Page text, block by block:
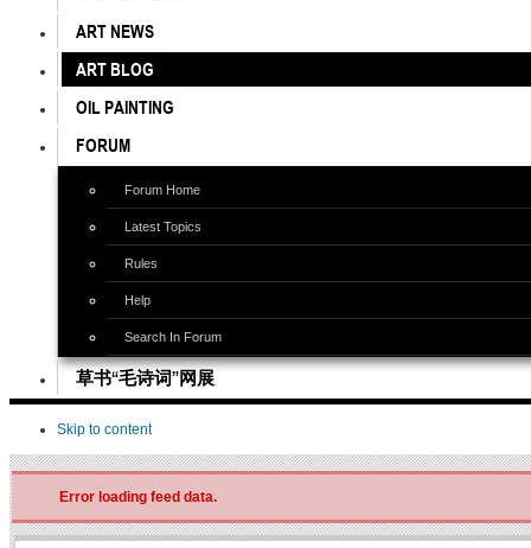
ART NEWS
ART BLOG
OIL PAINTING
FORUM
Forum Home
Latest Topics
Rules
Help
Search In Forum
草书“毛诗词”网展
Skip to content
Error loading feed data.